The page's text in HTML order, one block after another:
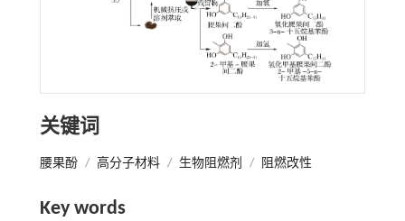
关键词
腰果酚 / 高分子材料 / 生物阻燃剂 / 阻燃改性
Key words